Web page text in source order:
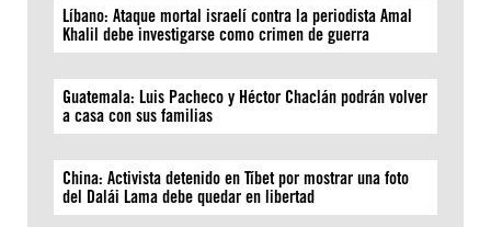
Líbano: Ataque mortal israelí contra la periodista Amal
Khalil debe investigarse como crimen de guerra
Guatemala: Luis Pacheco y Héctor Chaclán podrán volver
a casa con sus familias
China: Activista detenido en Tíbet por mostrar una foto
del Dalái Lama debe quedar en libertad